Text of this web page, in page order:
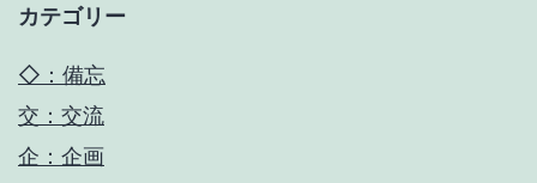
カテゴリー
◇：備忘
交：交流
企：企画